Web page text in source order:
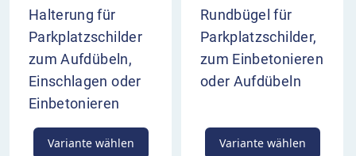
Halterung für
Parkplatzschilder
zum Aufdübeln,
Einschlagen oder
Einbetonieren
Variante wählen
Rundbügel für
Parkplatzschilder,
zum Einbetonieren
oder Aufdübeln
Variante wählen